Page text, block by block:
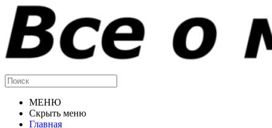
МЕНЮ
Скрыть меню
Главная